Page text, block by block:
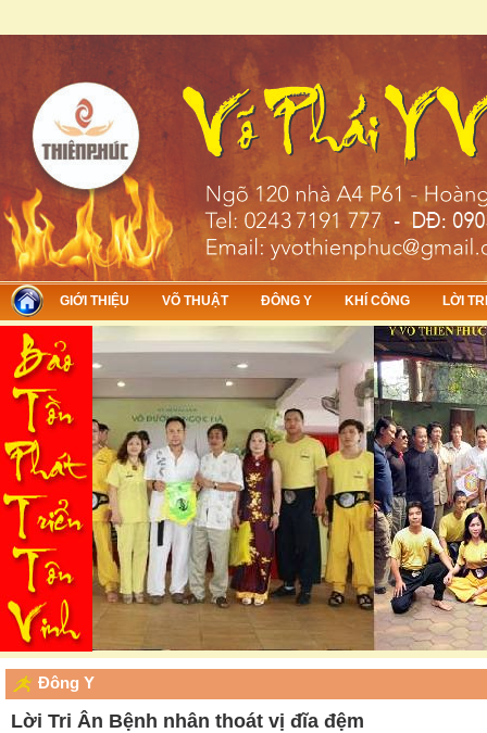
GIỚI THIỆU VÕ THUẬT ĐÔNG Y KHÍ CÔNG LỜI
Đông Y
Lời Tri Ân Bệnh nhân thoát vị đĩa đệm